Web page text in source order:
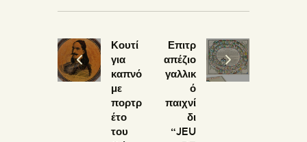
Κουτί
για
καπνό
με
πορτρ
έτο
του
Επιτρ
απέζιο
γαλλικ
ό
παιχνί
δι
“JEU